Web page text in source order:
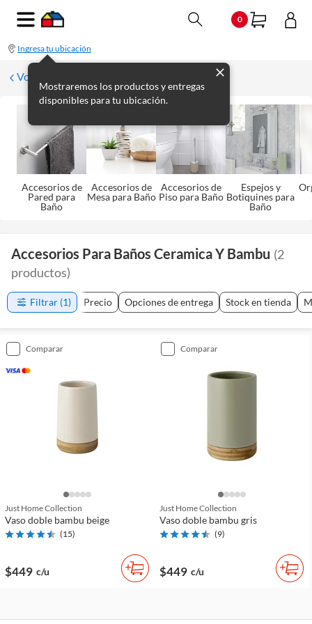
0
Ingresa tu ubicación
Mostraremos los productos y entregas
disponibles para tu ubicación.
Volver a Baño
Accesorios de
Pared para
Baño
Accesorios de
Mesa para Baño
Accesorios de
Piso para Baño
Espejos y
Botiquines para
Baño
Accesorios Para Baños Ceramica Y Bambu (2
productos)
Filtrar (1) Precio Opciones de entrega Stock en tienda
comparar
Just Home Collection
Vaso doble bambu beige
(15)
$449 c/u
comparar
Just Home Collection
Vaso doble bambu gris
(9)
$449 c/u